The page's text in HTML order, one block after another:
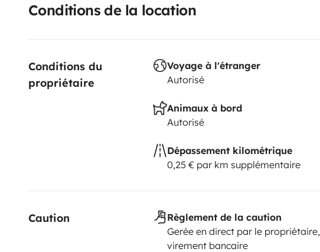
Conditions de la location
Conditions du
propriétaire
Voyage à l'étranger
Autorisé
Animaux à bord
Autorisé
Dépassement kilométrique
0,25 € par km supplémentaire
Caution
Règlement de la caution
Gerée en direct par le propriétaire,
virement bancaire